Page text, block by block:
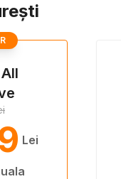
Lei